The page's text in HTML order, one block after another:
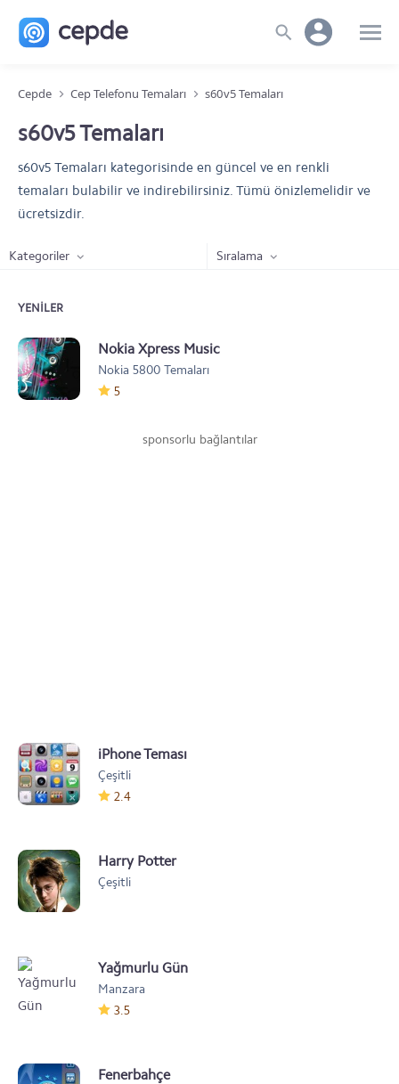
Cepde Cep Telefonu Temaları s60v5 Temaları
s60v5 Temaları
s60v5 Temaları kategorisinde en güncel ve en renkli
temaları bulabilir ve indirebilirsiniz. Tümü önizlemelidir ve
ücretsizdir.
Kategoriler Sıralama
YENILER
Nokia Xpress Music
Nokia 5800 Temaları
5
sponsorlu bağlantılar
iPhone Teması
Çeşitli
2.4
Harry Potter
Çeşitli
Yağmurlu Gün
Manzara
3.5
Fenerbahçe